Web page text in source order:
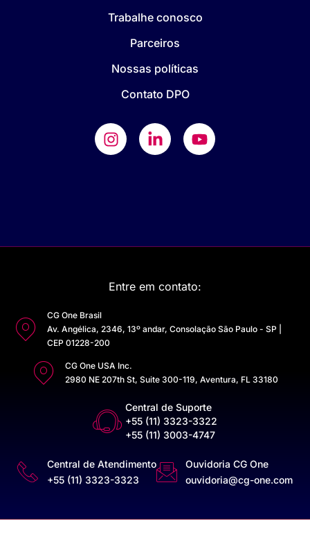
Trabalhe conosco
Parceiros
Nossas políticas
Contato DPO
Entre em contato:
CG One Brasil
Av. Angélica, 2346, 13º andar, Consolação São Paulo - SP |
CEP 01228-200
CG One USA Inc.
2980 NE 207th St, Suite 300-119, Aventura, FL 33180
Central de Suporte
+55 (11) 3323-3322
+55 (11) 3003-4747
Central de Atendimento
+55 (11) 3323-3323
Ouvidoria CG One
ouvidoria@cg-one.com